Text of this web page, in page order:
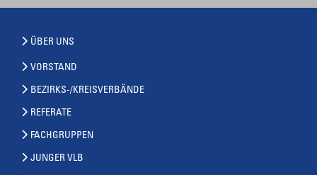
ÜBER UNS
VORSTAND
BEZIRKS-/KREISVERBÄNDE
REFERATE
FACHGRUPPEN
JUNGER VLB